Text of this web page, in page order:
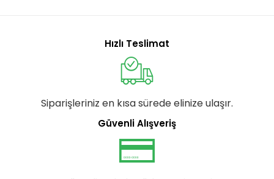
Hızlı Teslimat
Siparişleriniz en kısa sürede elinize ulaşır.
Güvenli Alışveriş